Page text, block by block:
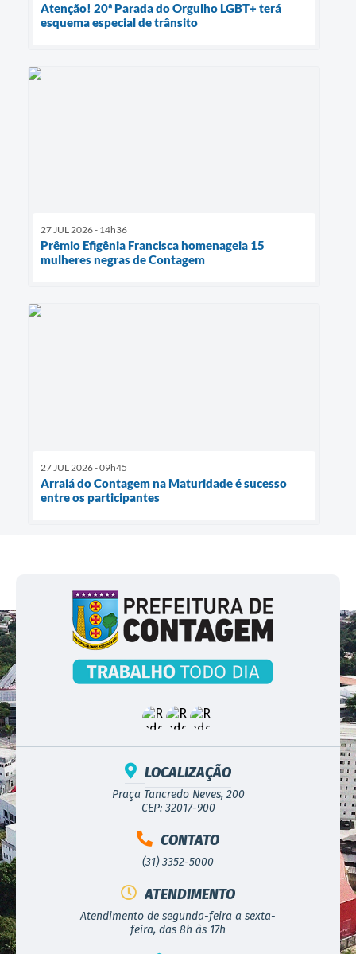
Atenção! 20ª Parada do Orgulho LGBT+ terá
esquema especial de trânsito
27 JUL 2026 - 14h36
Prêmio Efigênia Francisca homenageia 15
mulheres negras de Contagem
27 JUL 2026 - 09h45
Arraiá do Contagem na Maturidade é sucesso
entre os participantes
LOCALIZAÇÃO
Praça Tancredo Neves, 200
CEP: 32017-900
CONTATO
(31) 3352-5000
ATENDIMENTO
Atendimento de segunda-feira a sexta-
feira, das 8h às 17h